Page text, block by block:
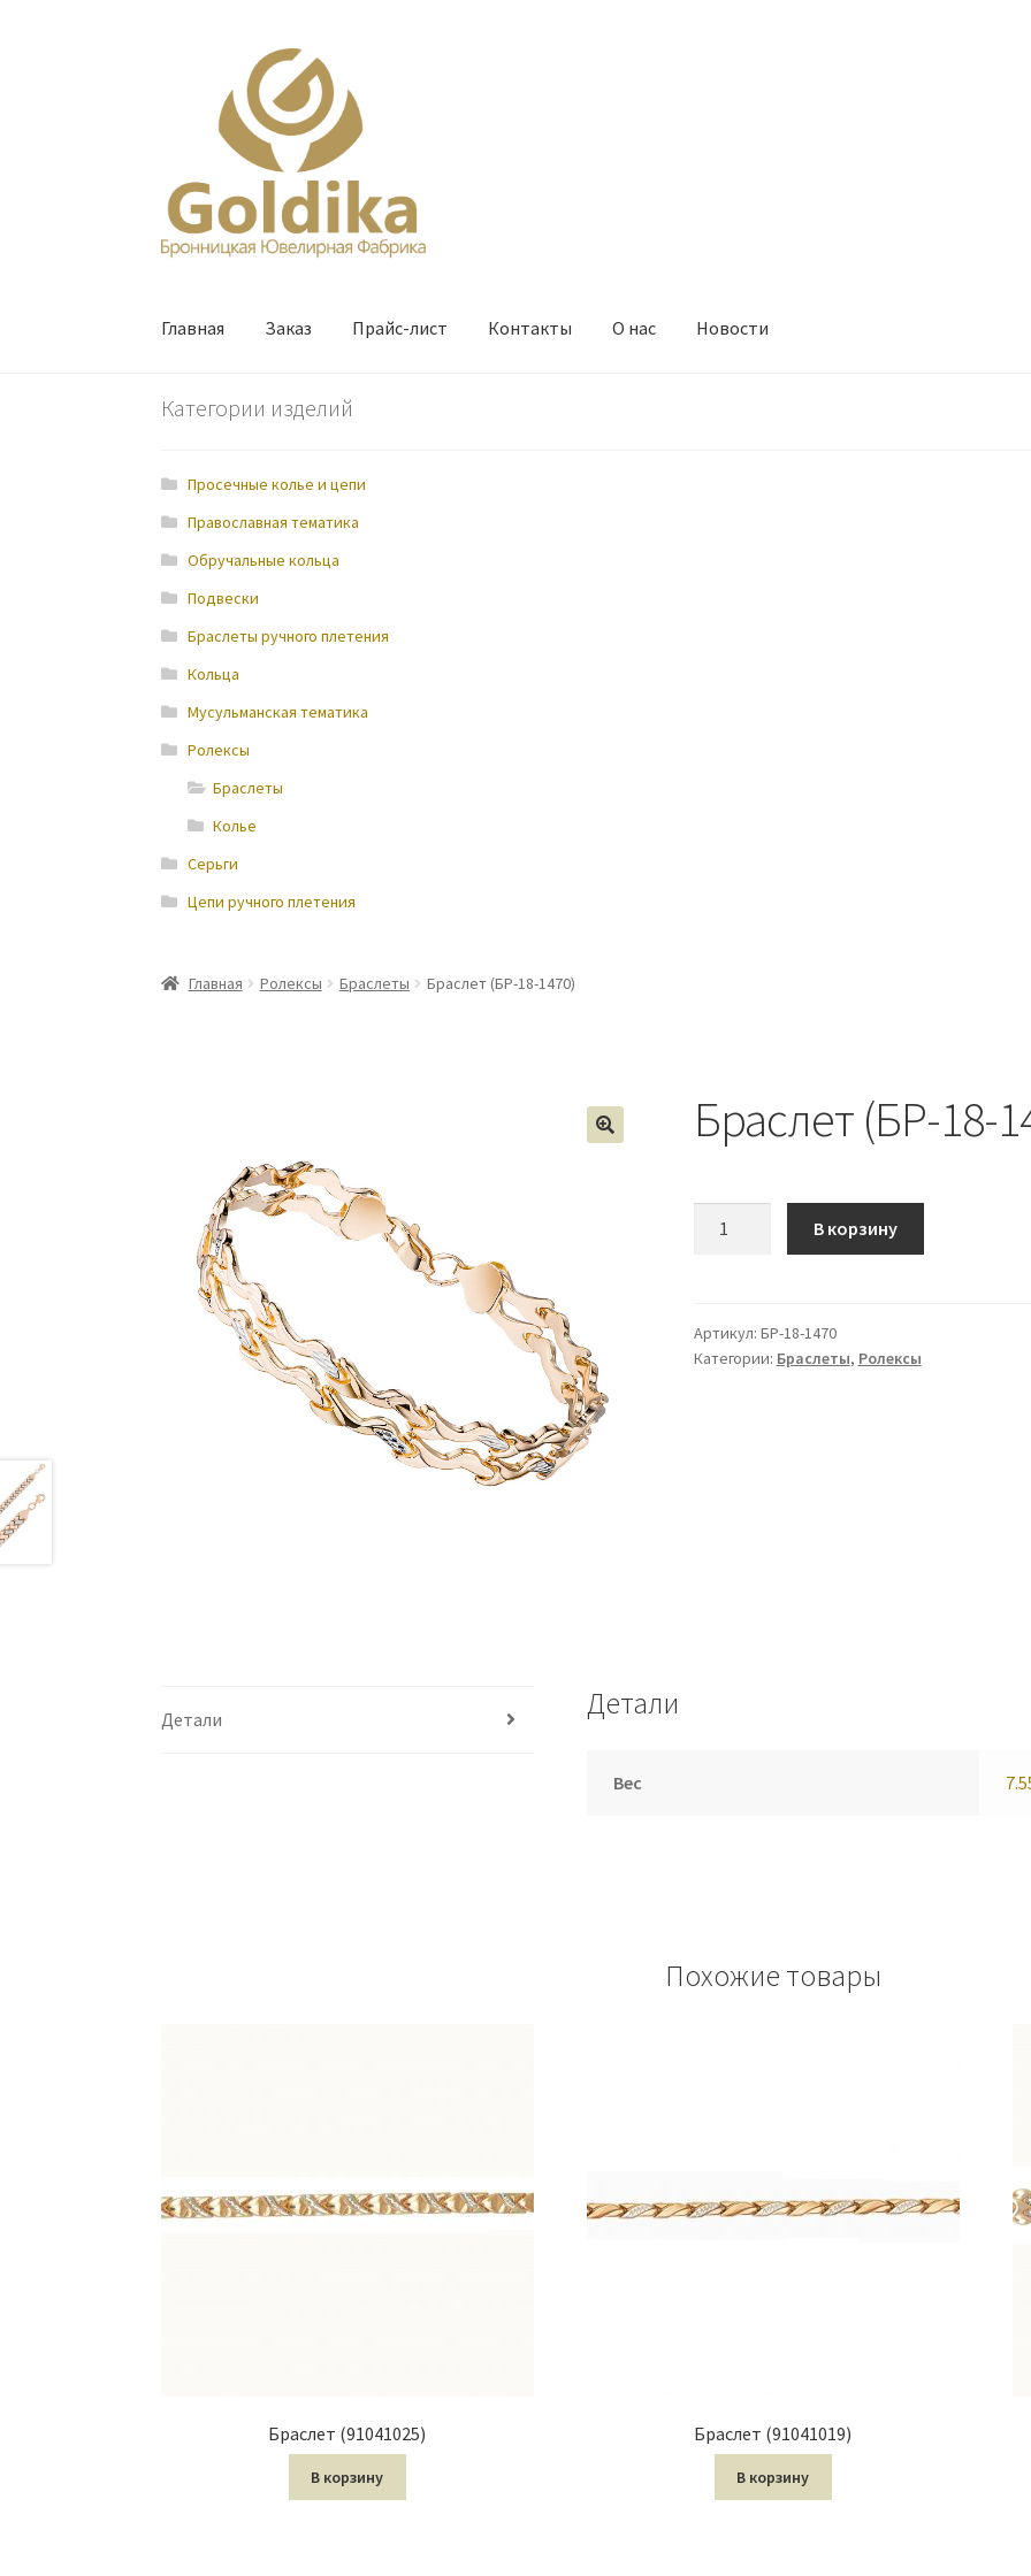
навигации
содержимому
Главная Заказ Прайс-лист Контакты О нас Новости
Категории изделий
Просечные колье и цепи
Православная тематика
Обручальные кольца
Подвески
Браслеты ручного плетения
Кольца
Мусульманская тематика
Ролексы
Браслеты
Колье
Серьги
Цепи ручного плетения
Главная Ролексы Браслеты Браслет (БР-18-1470)
Браслет (БР-18-
В корзину
Артикул: БР-18-1470
Категории: Браслеты, Ролексы
Детали Детали
Вес
Похожие товары
Браслет (91041025)
В корзину
Браслет (91041019)
В корзину